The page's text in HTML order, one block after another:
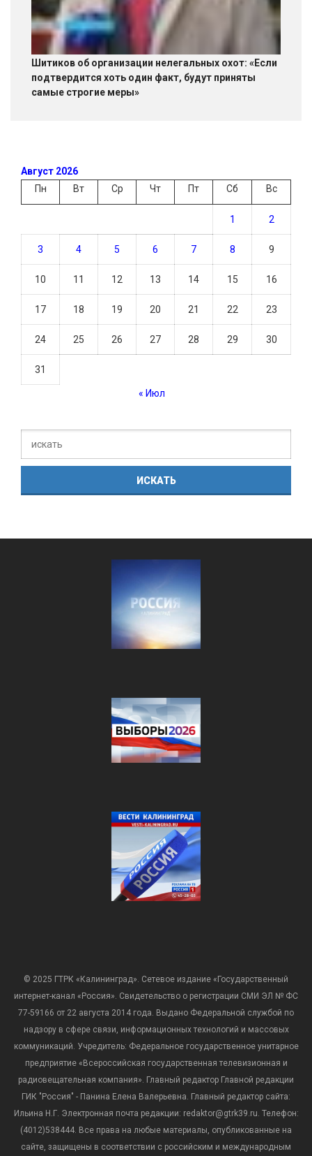
Шитиков об организации нелегальных охот: «Если
подтвердится хоть один факт, будут приняты
самые строгие меры»
Август 2026
Пн
Вт Ср Чт Пт Сб Вс
1 2
3 4 5 6 7 8 9
10 11 12 13 14 15 16
17 18 19 20 21 22 23
24 25 26 27 28 29 30
31
« Июл
© 2025 ГТРК «Калининград». Сетевое издание «Государственный
интернет-канал «Россия». Свидетельство о регистрации СМИ ЭЛ № ФС
77-59166 от 22 августа 2014 года. Выдано Федеральной службой по
надзору в сфере связи, информационных технологий и массовых
коммуникаций. Учредитель: Федеральное государственное унитарное
предприятие «Всероссийская государственная телевизионная и
радиовещательная компания». Главный редактор Главной редакции
ГИК "Россия" - Панина Елена Валерьевна. Главный редактор сайта:
Ильина Н.Г. Электронная почта редакции: redaktor@gtrk39.ru. Телефон:
(4012)538444. Все права на любые материалы, опубликованные на
сайте, защищены в соответствии с российским и международным